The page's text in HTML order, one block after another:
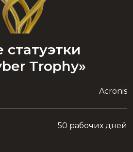
Trophy»
Acronis
50 рабочих дней